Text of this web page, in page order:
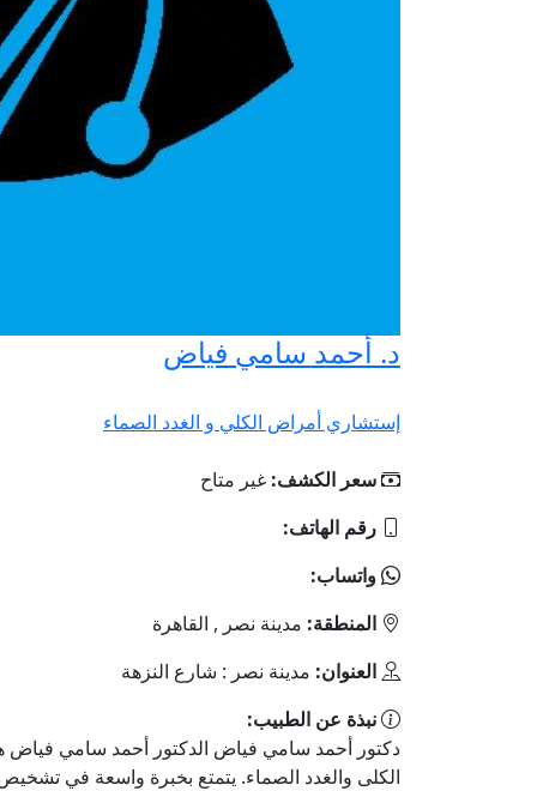
د. أحمد سامي فياض
إستشاري أمراض الكلي و الغدد الصماء
سعر الكشف: غير متاح
رقم الهاتف:
واتساب:
المنطقة: مدينة نصر , القاهرة
العنوان: مدينة نصر : شارع النزهة
نبذة عن الطبيب:
دكتور أحمد سامي فياض الدكتور أحمد سامي
الكلى والغدد الصماء. يتمتع بخبرة واسعة في تشخيص